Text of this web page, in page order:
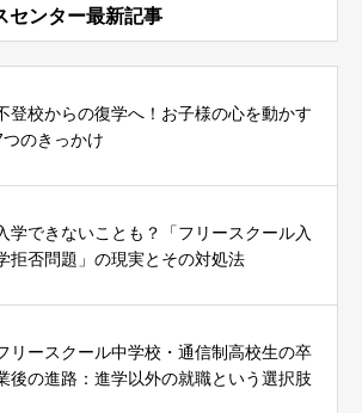
センター最新記事
登校からの復学へ！お子様の心を動かす
つのきっかけ
学できないことも？「フリースクール入
拒否問題」の現実とその対処法
リースクール中学校・通信制高校生の卒
後の進路：進学以外の就職という選択肢